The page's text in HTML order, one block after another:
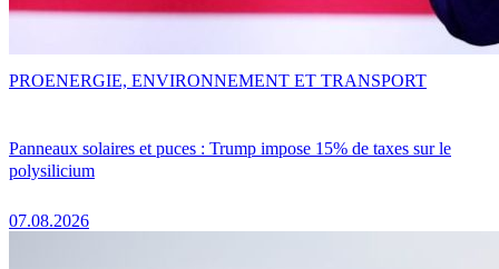
Panneaux solaires et puces : Trump impose 15% de taxes sur le
polysilicium
07.08.2026
PROENERGIE, ENVIRONNEMENT ET TRANSPORT